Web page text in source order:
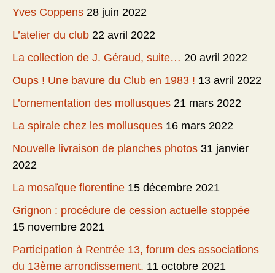
Yves Coppens 28 juin 2022
L’atelier du club 22 avril 2022
La collection de J. Géraud, suite… 20 avril 2022
Oups ! Une bavure du Club en 1983 ! 13 avril 2022
L’ornementation des mollusques 21 mars 2022
La spirale chez les mollusques 16 mars 2022
Nouvelle livraison de planches photos 31 janvier
2022
La mosaïque florentine 15 décembre 2021
Grignon : procédure de cession actuelle stoppée
15 novembre 2021
Participation à Rentrée 13, forum des associations
du 13ème arrondissement. 11 octobre 2021